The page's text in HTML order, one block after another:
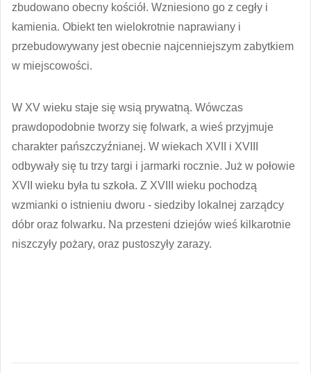
zbudowano obecny kościół. Wzniesiono go z cegły i
kamienia. Obiekt ten wielokrotnie naprawiany i
przebudowywany jest obecnie najcenniejszym zabytkiem
w miejscowości.
W XV wieku staje się wsią prywatną. Wówczas
prawdopodobnie tworzy się folwark, a wieś przyjmuje
charakter pańszczyźnianej. W wiekach XVII i XVIII
odbywały się tu trzy targi i jarmarki rocznie. Już w połowie
XVII wieku była tu szkoła. Z XVIII wieku pochodzą
wzmianki o istnieniu dworu - siedziby lokalnej zarządcy
dóbr oraz folwarku. Na przesteni dziejów wieś kilkarotnie
niszczyły pożary, oraz pustoszyły zarazy.